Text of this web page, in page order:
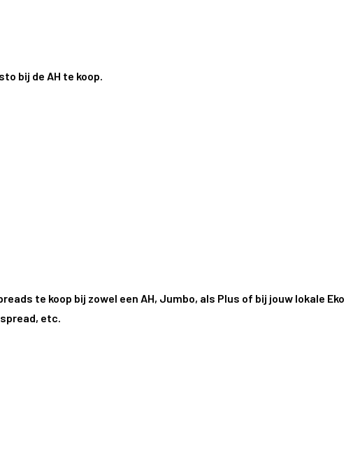
bij de AH te koop.
te koop bij zowel een AH, Jumbo, als Plus of bij jouw lokale Eko
etc.